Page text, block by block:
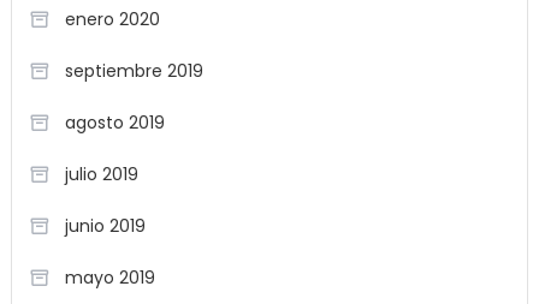
enero 2020
septiembre 2019
agosto 2019
julio 2019
junio 2019
mayo 2019